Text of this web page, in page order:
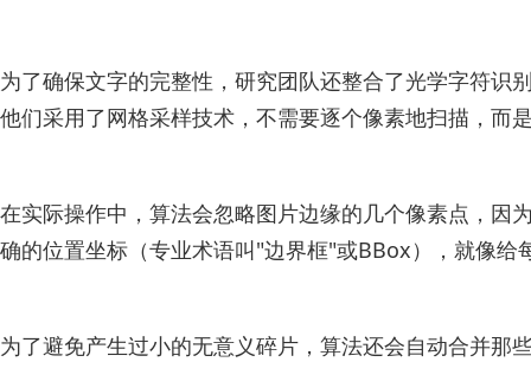
为了确保文字的完整性，研究团队还整合了光学字符识
他们采用了网格采样技术，不需要逐个像素地扫描，而
在实际操作中，算法会忽略图片边缘的几个像素点，因
确的位置坐标（专业术语叫"边界框"或BBox），就像给
为了避免产生过小的无意义碎片，算法还会自动合并那